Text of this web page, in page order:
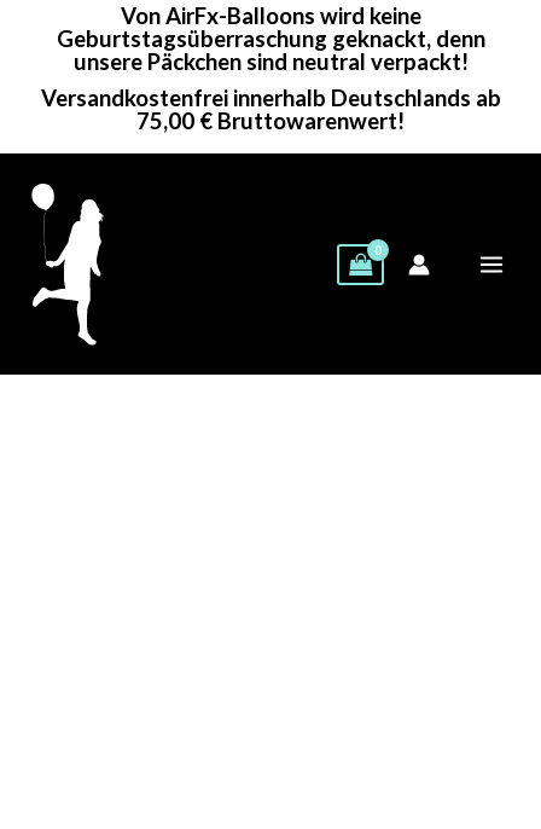
Von AirFx-Balloons wird keine
Geburtstagsüberraschung geknackt, denn
unsere Päckchen sind neutral verpackt!
Versandkostenfrei innerhalb Deutschlands ab
75,00 € Bruttowarenwert!